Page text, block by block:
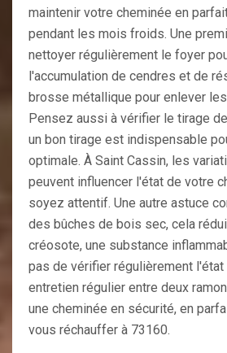
maintenir votre cheminée en
pendant les mois froids. Une
nettoyer régulièrement le foyer
l'accumulation de cendres et de
brosse métallique pour enlever
Pensez aussi à vérifier le tirage
un bon tirage est indispensable
optimale. À Saint Cassin, les
peuvent influencer l'état de votre
soyez attentif. Une autre astuce
des bûches de bois sec, cela
créosote, une substance
pas de vérifier régulièrement l'état
entretien régulier entre deux
une cheminée en sécurité, en
vous réchauffer à 73160.